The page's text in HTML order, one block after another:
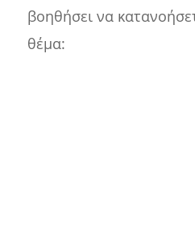
βοηθήσει να
θέμα: